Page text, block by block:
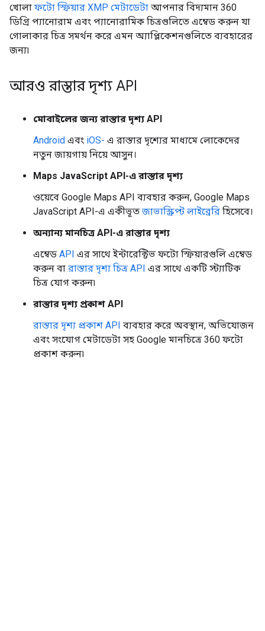
খোলা ফটো স্ফিয়ার XMP মেটাডেটা আপনার বিদ্যমান 360
ডিগ্রি প্যানোরাম এবং প্যানোরামিক চিত্রগুলিতে এম্বেড করুন যা
গোলাকার চিত্র সমর্থন করে এমন অ্যাপ্লিকেশনগুলিতে ব্যবহারের
জন্য৷
আরও রাস্তার দৃশ্য API
মোবাইলের জন্য রাস্তার দৃশ্য API
Android এবং iOS- এ রাস্তার দৃশ্যের মাধ্যমে লোকেদের
নতুন জায়গায় নিয়ে আসুন।
Maps JavaScript API-এ রাস্তার দৃশ্য
ওয়েবে Google Maps API ব্যবহার করুন, Google Maps
JavaScript API-এ একীভূতজাভাস্ক্রিপ্ট লাইব্রেরি হিসেবে।
অন্যান্য মানচিত্র API-এ রাস্তার দৃশ্য
এম্বেড API এর সাথে ইন্টারেক্টিভ ফটো স্ফিয়ারগুলি এম্বেড
করুন বা রাস্তার দৃশ্য চিত্র API এর সাথে একটি স্ট্যাটিক
চিত্র যোগ করুন৷
রাস্তার দৃশ্য প্রকাশ API
রাস্তার দৃশ্য প্রকাশ API ব্যবহার করে অবস্থান, অভিযোজন
এবং সংযোগ মেটাডেটা সহ Google মানচিত্রে 360 ফটো
প্রকাশ করুন৷